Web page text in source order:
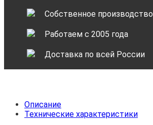
Собственное производство
Работаем с 2005 года
Доставка по всей России
Описание
Технические характеристики